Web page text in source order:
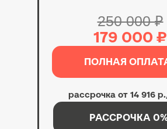
РАССРОЧКА
ПОЛНАЯ
250 000 ₽
179 000 ₽
рассрочка от 14 916